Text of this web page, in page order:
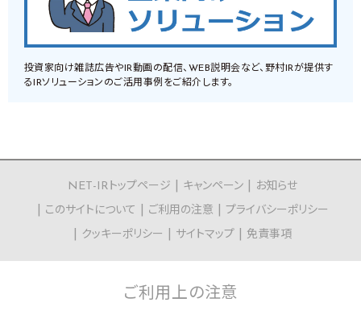
投資家向け雑誌広告やIR動画の配信、WEB説明会など、野村IRが提供す
るIRソリューションのご活用事例をご紹介します。
NET-IRトップページ キャンペーン
お知らせ
このサイトについて
ご利用の注意
プライバシーポリシー
クッキーポリシー
サイトマップ 免責事項
ご利用上の注意